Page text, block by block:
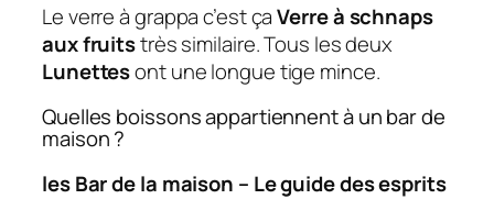
Le verre à grappa c’est çaVerre à schnaps
aux fruitstrès similaire. Tous les deux
Lunettesont une longue tige mince.
Quelles boissons appartiennent à un bar de
maison ?
lesBar de la maison – Le guide des esprits